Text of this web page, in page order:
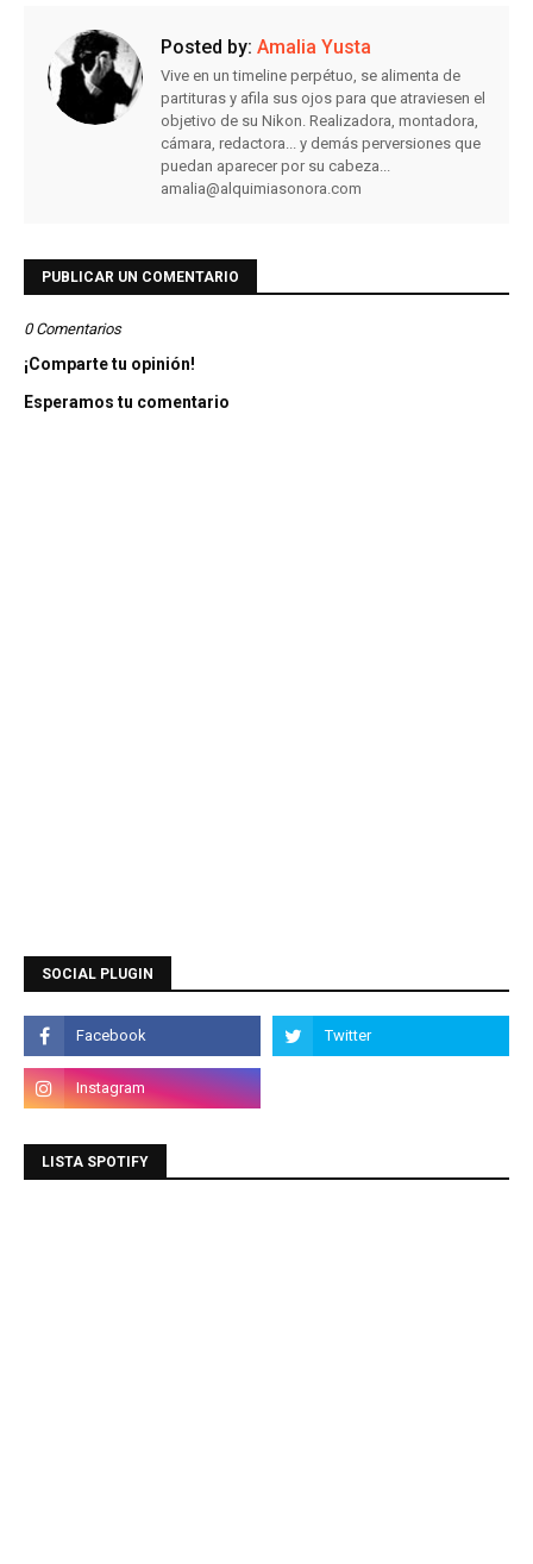
Posted by: Amalia Yusta
Vive en un timeline perpétuo, se alimenta de
partituras y afila sus ojos para que atraviesen el
objetivo de su Nikon. Realizadora, montadora,
cámara, redactora... y demás perversiones que
puedan aparecer por su cabeza...
amalia@alquimiasonora.com
PUBLICAR UN COMENTARIO
0 Comentarios
¡Comparte tu opinión!
Esperamos tu comentario
SOCIAL PLUGIN
LISTA SPOTIFY